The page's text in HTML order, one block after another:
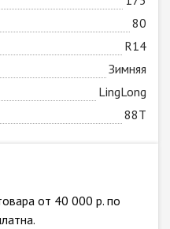
80
R14
Зимняя
LingLong
88T
от 40 000 р. по